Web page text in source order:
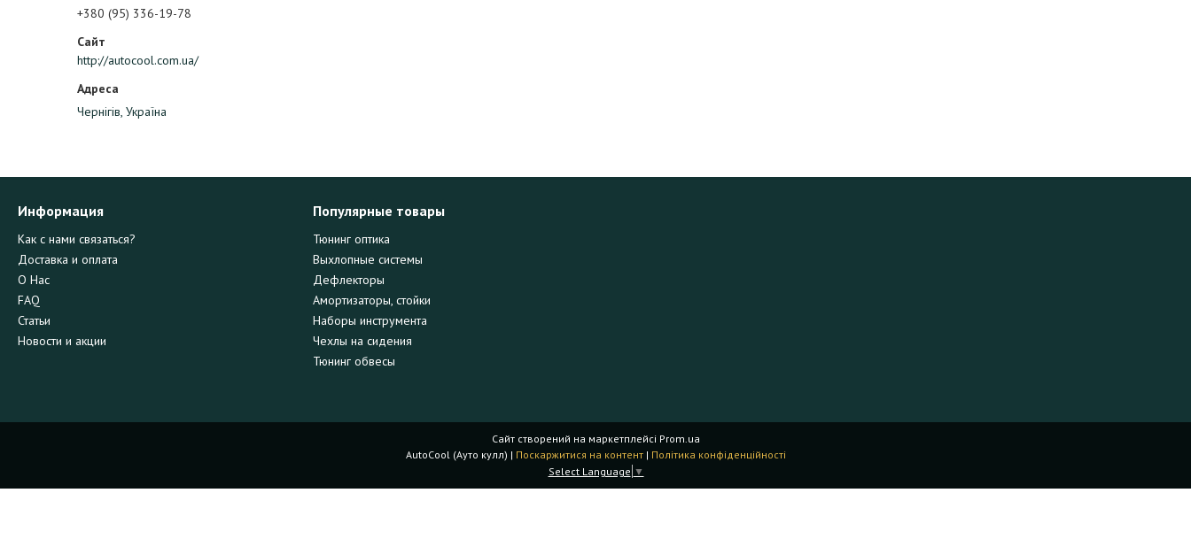
+380 (95) 336-19-78
http://autocool.com.ua/
Чернігів, Україна
Информация
Как с нами связаться?
Доставка и оплата
О Нас
FAQ
Статьи
Новости и акции
Популярные товары
Тюнинг оптика
Выхлопные системы
Дефлекторы
Амортизаторы, стойки
Наборы инструмента
Чехлы на сидения
Тюнинг обвесы
Сайт створений на маркетплейсі Prom.ua
AutoCool (Ауто кулл) | Поскаржитися на контент | Політика конфіденційності
Select Language ▼